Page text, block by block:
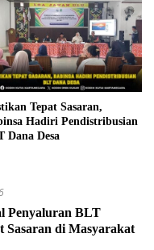
Tepat Sasaran,
Hadiri Pendistribusian
Dana Desa
Penyaluran BLT
Sasaran di Masyarakat